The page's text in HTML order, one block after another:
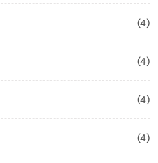
(4)
(4)
(4)
(4)